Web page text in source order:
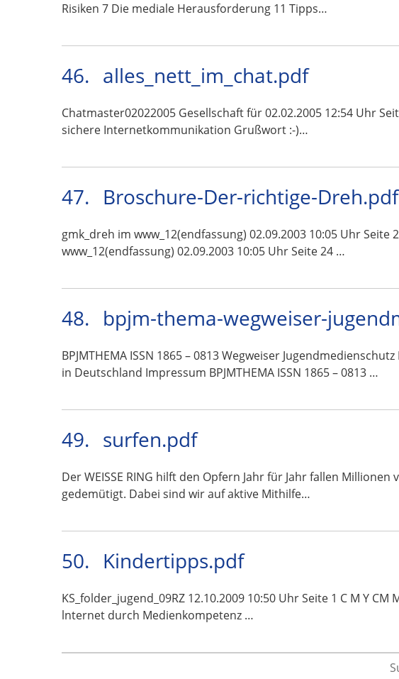
Risiken 7 Die mediale Herausforderung 11 Tipps…
46. alles_nett_im_chat.pdf
Chatmaster02022005 Gesellschaft für 02.02.2005 12:54 Uhr
sichere Internetkommunikation Grußwort :-)…
47. Broschure-Der-richtige-Dreh.pdf
gmk_dreh im www_12(endfassung) 02.09.2003 10:05 Uhr
www_12(endfassung) 02.09.2003 10:05 Uhr Seite 24 …
48. bpjm-thema-wegweiser-
BPJMTHEMA ISSN 1865 – 0813 Wegweiser
in Deutschland Impressum BPJMTHEMA ISSN 1865 – 0813 …
49. surfen.pdf
Der WEISSE RING hilft den Opfern Jahr für Jahr fallen
gedemütigt. Dabei sind wir auf aktive Mithilfe…
50. Kindertipps.pdf
KS_folder_jugend_09RZ 12.10.2009 10:50 Uhr Seite 1 C M Y
lnternet durch Medienkompetenz …